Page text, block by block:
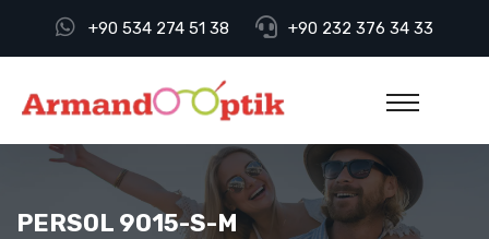
+90 534 274 51 38 +90 232 376 34 33
PERSOL 9015-S-M